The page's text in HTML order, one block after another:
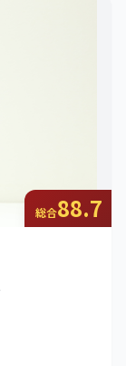
総合88.7